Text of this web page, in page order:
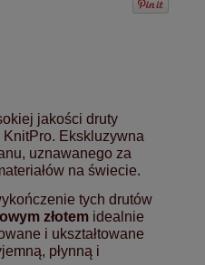
jakości druty
Ekskluzywna
uznawanego za
na świecie.
tych drutów
złotem idealnie
i ukształtowane
płynną i